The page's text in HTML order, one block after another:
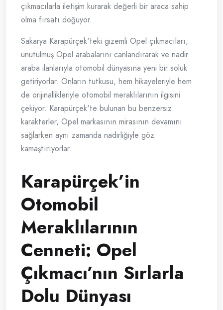
çıkmacılarla iletişim kurarak değerli bir araca sahip
olma fırsatı doğuyor.
Sakarya Karapürçek'teki gizemli Opel çıkmacıları,
unutulmuş Opel arabalarını canlandırarak ve nadir
araba ilanlarıyla otomobil dünyasına yeni bir soluk
getiriyorlar. Onların tutkusu, hem hikayeleriyle hem
de orijinallikleriyle otomobil meraklılarının ilgisini
çekiyor. Karapürçek'te bulunan bu benzersiz
karakterler, Opel markasının mirasının devamını
sağlarken aynı zamanda nadirliğiyle göz
kamaştırıyorlar.
Karapürçek’in
Otomobil
Meraklılarının
Cenneti: Opel
Çıkmacı’nın Sırlarla
Dolu Dünyası